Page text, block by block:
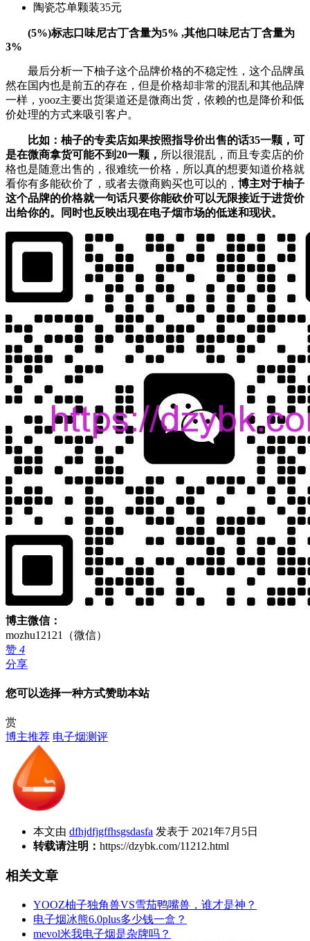
陶瓷芯单颗装35元
(5%)标志口味尼古丁含量为5% ,其他口味尼古丁含量为
3%
最后分析一下柚子这个品牌价格的不稳定性，这个品牌虽
然在国内也是前五的存在，但是价格却非常的混乱和其他品牌
一样，yooz主要出货渠道还是微商出货，依赖的也是降价和低
价处理的方式来吸引客户。
比如：柚子的专卖店如果按照指导价出售的话35一颗，可
是在微商拿货可能不到20一颗， 所以很混乱，而且专卖店的价
格也是随意出售的，很难统一价格，所以真的想要知道价格就
看你有多能砍价了，或者去微商购买也可以的， 博主对于柚子
这个品牌的价格就一句话只要你能砍价可以无限接近于进货价
出给你的。同时也反映出现在电子烟市场的低迷和现状。
博主微信：
mozhu12121（微信）
赞 4
分享
您可以选择一种方式赞助本站
赏
博主推荐 电子烟测评
本文由 dfhjdfjgffhsgsdasfa 发表于 2021年7月5日
转载请注明： https://dzybk.com/11212.html
相关文章
YOOZ柚子独角兽VS雪茄鸭嘴兽，谁才是神？
电子烟冰熊6.0plus多少钱一盒？
mevol米我电子烟是杂牌吗？